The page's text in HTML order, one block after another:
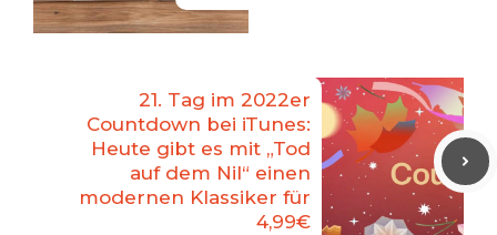
21. Tag im 2022er
Countdown bei iTunes:
Heute gibt es mit „Tod
auf dem Nil“ einen
modernen Klassiker für
4,99€